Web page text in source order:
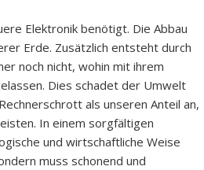
Elektronik benötigt. Die Abbau
Erde. Zusätzlich entsteht durch
noch nicht, wohin mit ihrem
Dies schadet der Umwelt
als unseren Anteil an,
In einem sorgfältigen
und wirtschaftliche Weise
muss schonend und